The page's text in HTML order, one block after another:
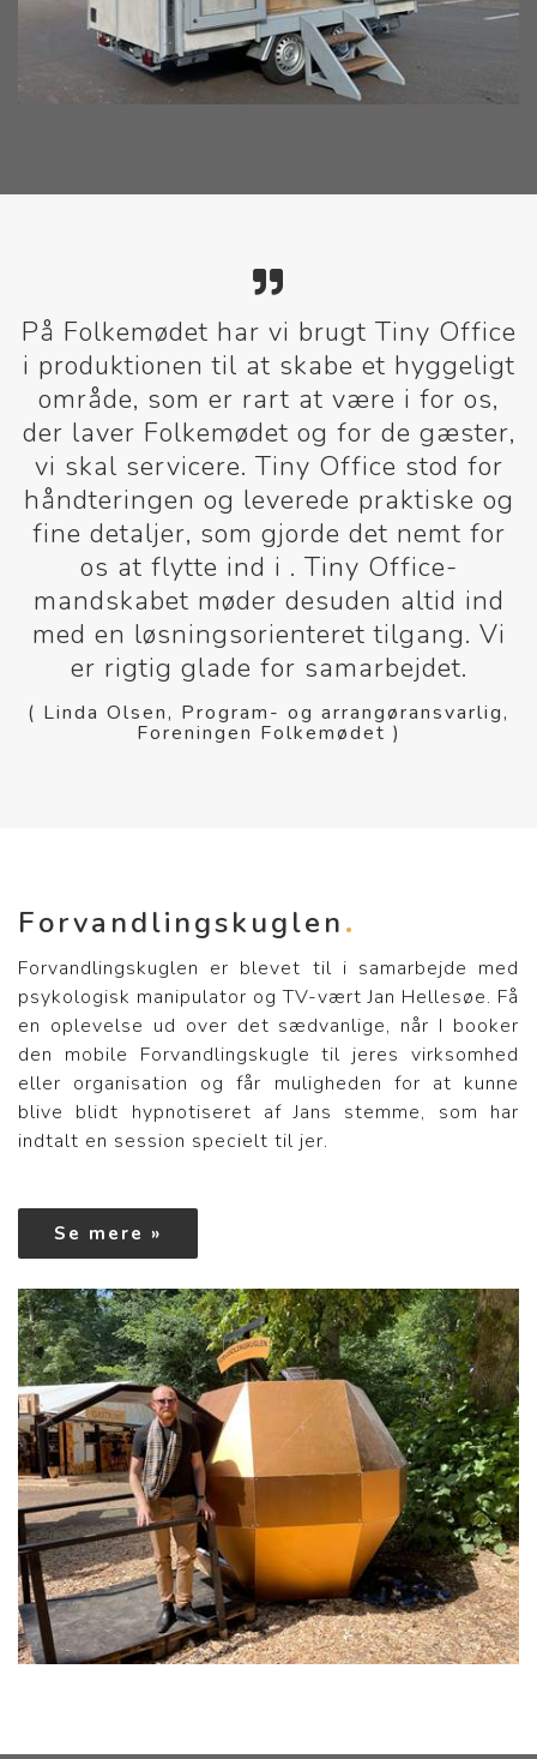
På Folkemødet har vi brugt Tiny Office
i produktionen til at skabe et hyggeligt
område, som er rart at være i for os,
der laver Folkemødet og for de gæster,
vi skal servicere. Tiny Office stod for
håndteringen og leverede praktiske og
fine detaljer, som gjorde det nemt for
os at flytte ind i . Tiny Office-
mandskabet møder desuden altid ind
med en løsningsorienteret tilgang. Vi
er rigtig glade for samarbejdet.
( Linda Olsen, Program- og arrangøransvarlig,
Foreningen Folkemødet )
Forvandlingskuglen
Forvandlingskuglen er blevet til i samarbejde med
psykologisk manipulator og TV-vært Jan Hellesøe. Få
en oplevelse ud over det sædvanlige, når I booker
den mobile Forvandlingskugle til jeres virksomhed
eller organisation og får muligheden for at kunne
blive blidt hypnotiseret af Jans stemme, som har
indtalt en session specielt til jer.
Se mere